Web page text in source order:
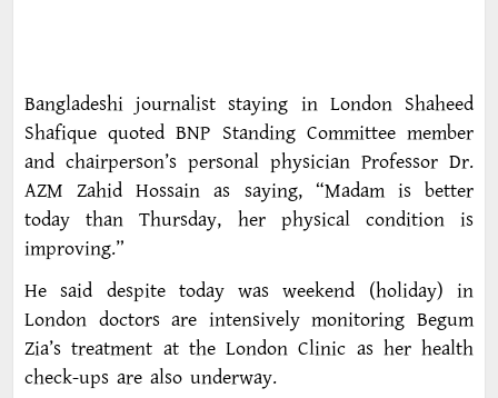
Bangladeshi journalist staying in London Shaheed
Shafique quoted BNP Standing Committee member
and chairperson’s personal physician Professor Dr.
AZM Zahid Hossain as saying, “Madam is better
today than Thursday, her physical condition is
improving.”
He said despite today was weekend (holiday) in
London doctors are intensively monitoring Begum
Zia’s treatment at the London Clinic as her health
check-ups are also underway.